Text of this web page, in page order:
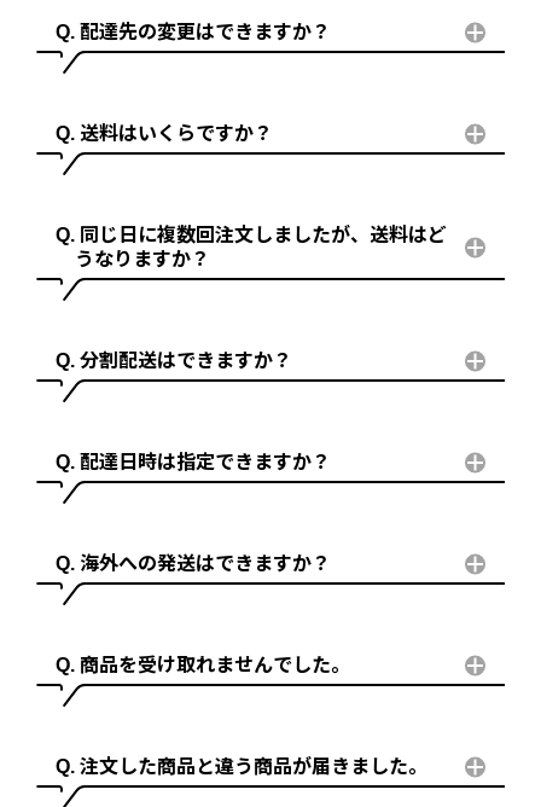
配達先の変更はできますか？
送料はいくらですか？
同じ日に複数回注文しましたが、送料はど
うなりますか？
分割配送はできますか？
配達日時は指定できますか？
海外への発送はできますか？
商品を受け取れませんでした。
注文した商品と違う商品が届きました。